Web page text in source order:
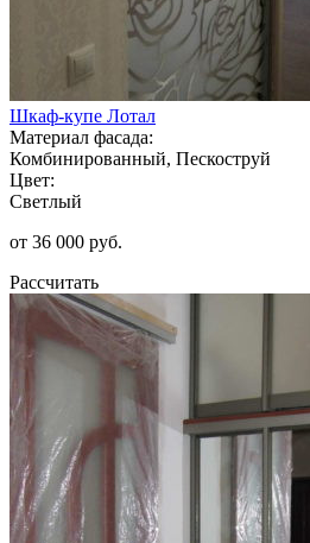
Шкаф-купе Лотал
Материал фасада:
Комбинированный, Пескоструй
Цвет:
Светлый
от 36 000 руб.
Рассчитать